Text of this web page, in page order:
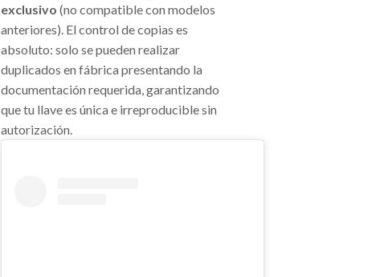
exclusivo (no compatible con modelos
anteriores). El control de copias es
absoluto: solo se pueden realizar
duplicados en fábrica presentando la
documentación requerida, garantizando
que tu llave es única e irreproducible sin
autorización.